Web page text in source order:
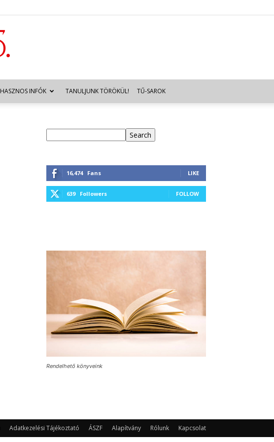
HASZNOS INFÓK TANULJUNK TÖRÖKÜL! TŰ-SAROK
Search
16,474 Fans LIKE
639 Followers FOLLOW
Rendelhető könyveink
Adatkezelési Tájékoztató ÁSZF Alapítvány Rólunk Kapcsolat